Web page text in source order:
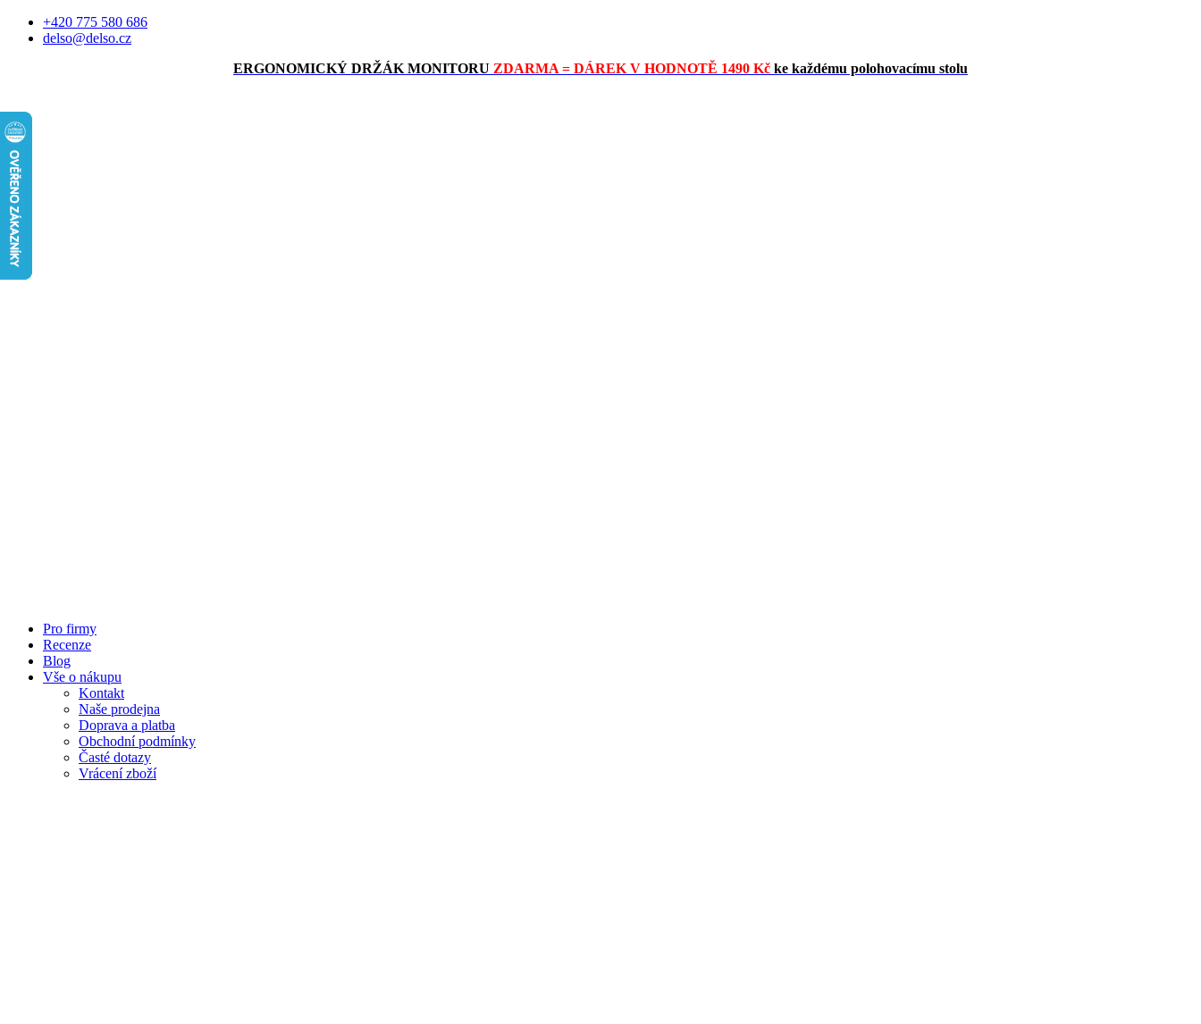
Přejít
+420 775 580 686
delso@delso.cz
ERGONOMICKÝ DRŽÁK MONITORU ZDARMA = DÁREK V HODNOTĚ 1490 Kč ke každému polohovacímu stolu
Pro firmy
Recenze
Blog
Vše o nákupu
Kontakt
Naše prodejna
Doprava a platba
Obchodní podmínky
Časté dotazy
Vrácení zboží